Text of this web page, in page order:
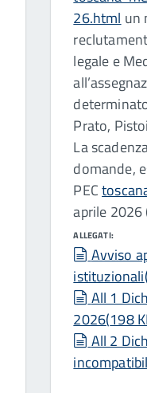
26.html un
legale e
Prato,
La
domande,
PEC
aprile 2026
ALLEGATI:
Avviso
istituzionali(
All 1
2026(198
All 2